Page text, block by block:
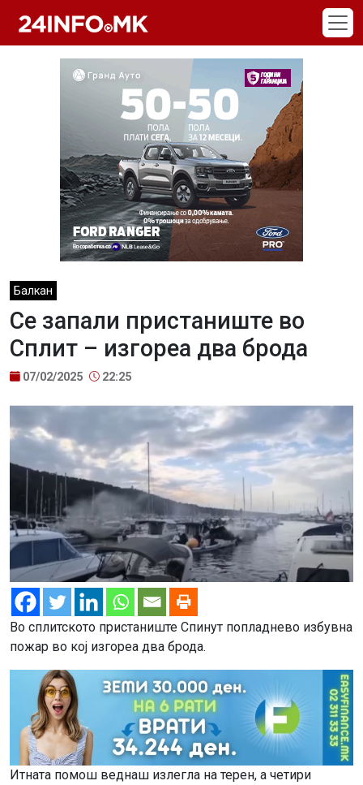
Балкан
Се запали пристаниште во
Сплит – изгореа два брода
07/02/2025 22:25
Во сплитското пристаниште Спинут попладнево избувна
пожар во кој изгореа два брода.
Итната помош веднаш излегла на терен, а четири